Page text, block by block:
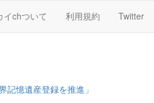
イchついて 利用規約 Twitter
記憶遺産登録を推進」